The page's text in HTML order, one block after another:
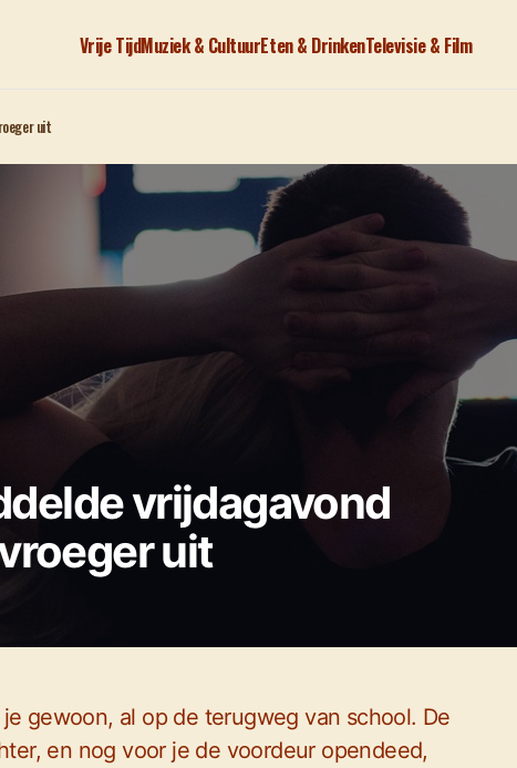
Vrije TijdMuziek & CultuurEten & DrinkenTelevisie & Film
uit
vrijdagavond
uit
gewoon, al op de terugweg van school. De
en nog voor je de voordeur opendeed,